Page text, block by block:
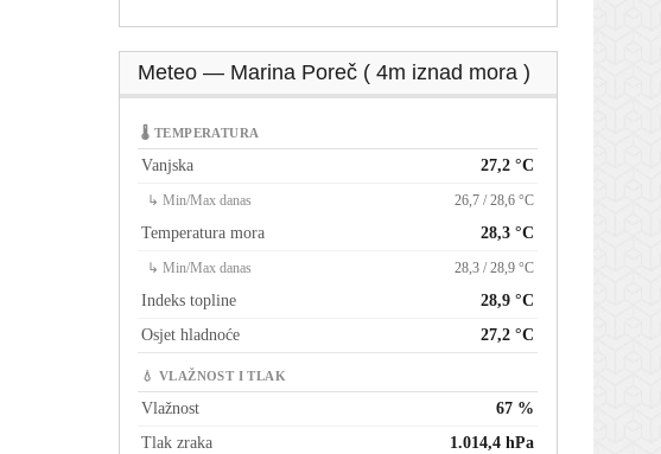
Meteo — Marina Poreč ( 4m iznad mora )
🌡 TEMPERATURA
Vanjska 27,2 °C
↳ Min/Max danas 26,7 / 28,6 °C
Temperatura mora 28,3 °C
↳ Min/Max danas 28,3 / 28,9 °C
Indeks topline
28,9 °C
Osjet hladnoće
27,2 °C
💧 VLAŽNOST I TLAK
Vlažnost
67 %
Tlak zraka
1.014,4 hPa